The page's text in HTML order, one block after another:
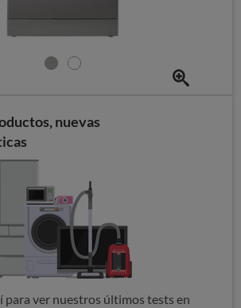
nuevas
para ver nuestros últimos tests en